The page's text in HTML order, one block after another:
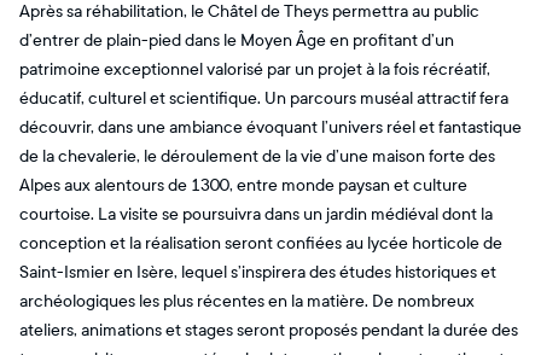
Après sa réhabilitation, le Châtel de Theys permettra au public
d’entrer de plain-pied dans le Moyen Âge en profitant d’un
patrimoine exceptionnel valorisé par un projet à la fois récréatif,
éducatif, culturel et scientifique. Un parcours muséal attractif fera
découvrir, dans une ambiance évoquant l’univers réel et fantastique
de la chevalerie, le déroulement de la vie d’une maison forte des
Alpes aux alentours de 1300, entre monde paysan et culture
courtoise. La visite se poursuivra dans un jardin médiéval dont la
conception et la réalisation seront confiées au lycée horticole de
Saint-Ismier en Isère, lequel s’inspirera des études historiques et
archéologiques les plus récentes en la matière. De nombreux
ateliers, animations et stages seront proposés pendant la durée des